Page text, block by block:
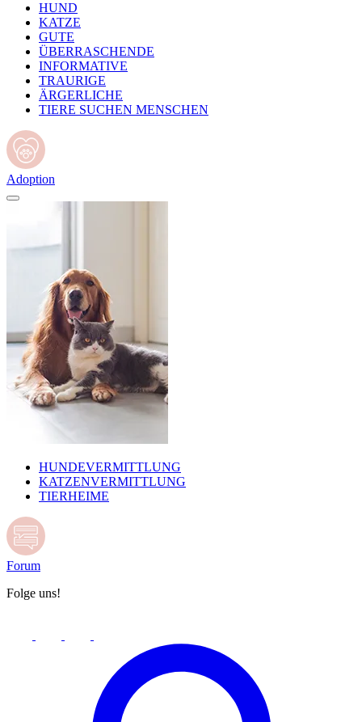
HUND
KATZE
GUTE
ÜBERRASCHENDE
INFORMATIVE
TRAURIGE
ÄRGERLICHE
TIERE SUCHEN MENSCHEN
Adoption
HUNDEVERMITTLUNG
KATZENVERMITTLUNG
TIERHEIME
Forum
Folge uns!